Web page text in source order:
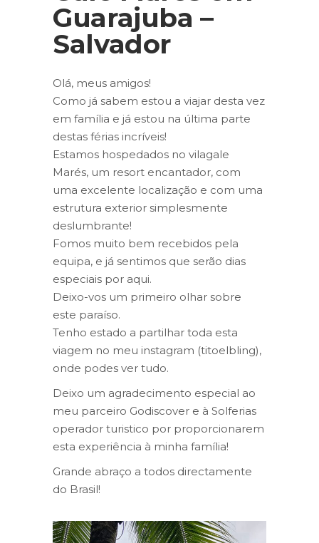
Guarajuba –
Salvador
Olá, meus amigos!
Como já sabem estou a viajar desta vez
em família e já estou na última parte
destas férias incríveis!
Estamos hospedados no vilagale
Marés, um resort encantador, com
uma excelente localização e com uma
estrutura exterior simplesmente
deslumbrante!
Fomos muito bem recebidos pela
equipa, e já sentimos que serão dias
especiais por aqui.
Deixo-vos um primeiro olhar sobre
este paraíso.
Tenho estado a partilhar toda esta
viagem no meu instagram (titoelbling),
onde podes ver tudo.
Deixo um agradecimento especial ao
meu parceiro Godiscover e à Solferias
operador turistico por proporcionarem
esta experiência à minha família!
Grande abraço a todos directamente
do Brasil!